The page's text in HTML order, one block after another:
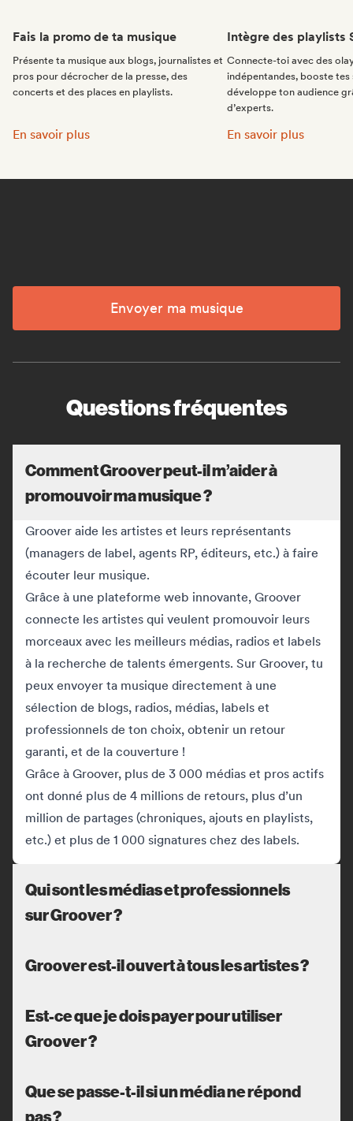
Fais la promo de ta musique
Présente ta musique aux blogs, journalistes et
pros pour décrocher de la presse, des
concerts et des places en playlists.
Fais la promo de ta musique:
En savoir plus
Intègre des playlists
Connecte-toi avec des
indépentandes, booste tes
développe ton audience
d’experts.
Intègre des playlists
En savoir plus
Envoyer ma musique
Questions fréquentes
Comment Groover peut-il m’aider à
promouvoir ma musique ?
Groover aide les artistes et leurs représentants
(managers de label, agents RP, éditeurs, etc.) à faire
écouter leur musique.
Grâce à une plateforme web innovante, Groover
connecte les artistes qui veulent promouvoir leurs
morceaux avec les meilleurs médias, radios et labels
à la recherche de talents émergents. Sur Groover, tu
peux envoyer ta musique directement à une
sélection de blogs, radios, médias, labels et
professionnels de ton choix, obtenir un retour
garanti, et de la couverture !
Grâce à Groover, plus de 3 000 médias et pros actifs
ont donné plus de 4 millions de retours, plus d’un
million de partages (chroniques, ajouts en playlists,
etc.) et plus de 1 000 signatures chez des labels.
Qui sont les médias et professionnels
sur Groover ?
Groover est-il ouvert à tous les artistes ?
Est-ce que je dois payer pour utiliser
Groover ?
Que se passe-t-il si un média ne répond
pas ?